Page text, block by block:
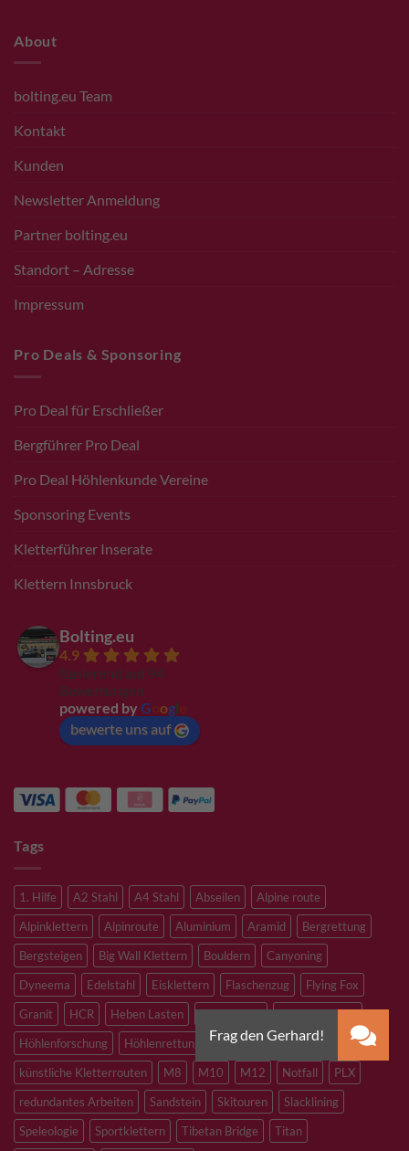
About
bolting.eu Team
Kontakt
Kunden
Newsletter Anmeldung
Partner bolting.eu
Standort – Adresse
Impressum
Pro Deals & Sponsoring
Pro Deal für Erschließer
Bergführer Pro Deal
Pro Deal Höhlenkunde Vereine
Sponsoring Events
Kletterführer Inserate
Klettern Innsbruck
Bolting.eu
4.9
Basierend auf 94
Bewertungen
powered by G ogl
bewerte uns auf
Tags
1. Hilfe A2 Stahl A4 Stahl Abseilen
Alpine route
Alpinklettern
Alpinroute Aluminium Aramid
Bergrettung
Bergsteigen
Big Wall Klettern Bouldern
Canyoning
Dyneema
Edelstahl Eisklettern Flaschenzug
Flying Fox
Granit
HCR Heben Lasten Hochtouren
Höhenarbeiten
Höhlenforschung
Höhlenrettung Inox Kevlar
Kletterhalle
künstliche Kletterrouten
M8 M10 M12 Notfall
PLX
redundantes Arbeiten
Sandstein Skitouren
Slacklining
Speleologie
Sportklettern Tibetan Bridge
Titan